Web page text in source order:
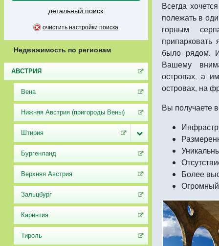
детальный поиск
очистить настройки поиска
Недвижимость по регионам
АВСТРИЯ
Вена
Нижняя Австрия (пригороды Вены)
Штирия
Бургенланд
Верхняя Австрия
Зальцбург
Каринтия
Тироль
Всегда
полежать в
горным
было рядом.
Вашему
островах, а
островах, на
Вы получаете
Более
Огромный